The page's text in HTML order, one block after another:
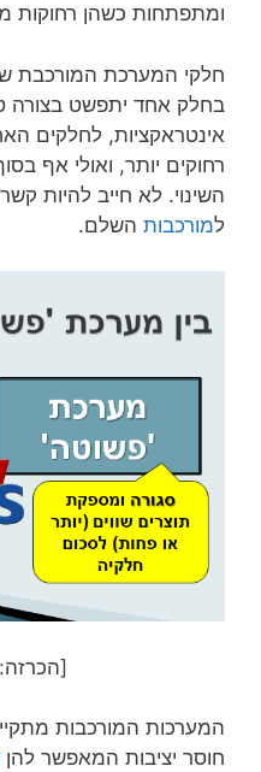
ומתפתחות כשהן רחוקות
חלקי המערכת המורכבת
בחלק אחד יתפשט בצורה
אינטראקציות, לחלקים
רחוקים יותר, ואולי אף
השינוי. לא חייב להיות קשר
למורכבות השלם.
[הכרזה:
המערכות המורכבות
חוסר יציבות המאפשר להן